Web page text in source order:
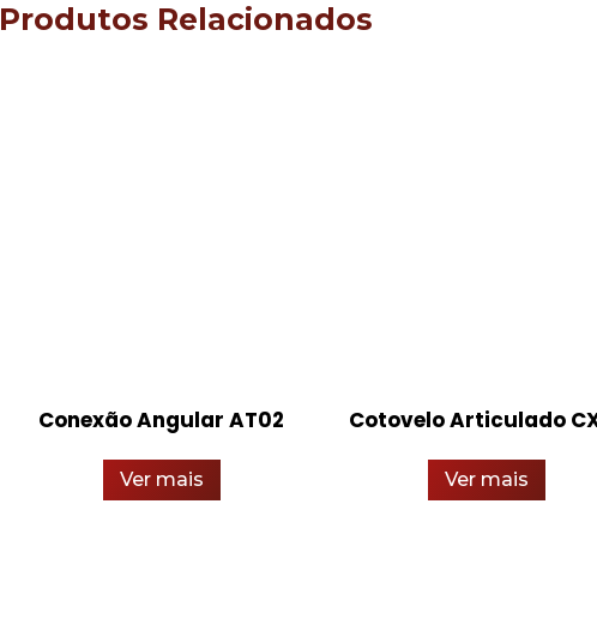
Produtos Relacionados
Conexão Angular AT02
Ver mais
Cotovelo Articulado
Ver mais